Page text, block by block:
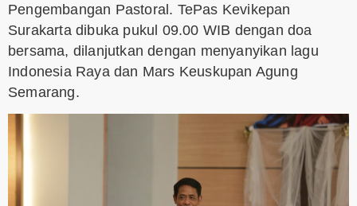
Pengembangan Pastoral. TePas Kevikepan
Surakarta dibuka pukul 09.00 WIB dengan doa
bersama, dilanjutkan dengan menyanyikan lagu
Indonesia Raya dan Mars Keuskupan Agung
Semarang.